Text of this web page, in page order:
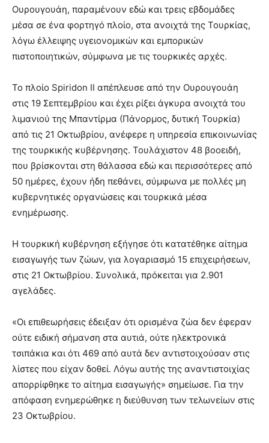
Ουρουγουάη, παραμένουν εδώ και τρεις εβδομάδες
μέσα σε ένα φορτηγό πλοίο, στα ανοιχτά της Τουρκίας,
λόγω έλλειψης υγειονομικών και εμπορικών
πιστοποιητικών, σύμφωνα με τις τουρκικές αρχές.
Το πλοίο Spiridon II απέπλευσε από την Ουρουγουάη
στις 19 Σεπτεμβρίου και έχει ρίξει άγκυρα ανοιχτά του
λιμανιού της Μπαντίρμα (Πάνορμος, δυτική Τουρκία)
από τις 21 Οκτωβρίου, ανέφερε η υπηρεσία επικοινωνίας
της τουρκικής κυβέρνησης. Τουλάχιστον 48 βοοειδή,
που βρίσκονται στη θάλασσα εδώ και περισσότερες από
50 ημέρες, έχουν ήδη πεθάνει, σύμφωνα με πολλές μη
κυβερνητικές οργανώσεις και τουρκικά μέσα
ενημέρωσης.
Η τουρκική κυβέρνηση εξήγησε ότι κατατέθηκε αίτημα
εισαγωγής των ζώων, για λογαριασμό 15 επιχειρήσεων,
στις 21 Οκτωβρίου. Συνολικά, πρόκειται για 2.901
αγελάδες.
«Οι επιθεωρήσεις έδειξαν ότι ορισμένα ζώα δεν έφεραν
ούτε ειδική σήμανση στα αυτιά, ούτε ηλεκτρονικά
τσιπάκια και ότι 469 από αυτά δεν αντιστοιχούσαν στις
λίστες που είχαν δοθεί. Λόγω αυτής της αναντιστοιχίας
απορρίφθηκε το αίτημα εισαγωγής» σημείωσε. Για την
απόφαση ενημερώθηκε η διεύθυνση των τελωνείων στις
23 Οκτωβρίου.